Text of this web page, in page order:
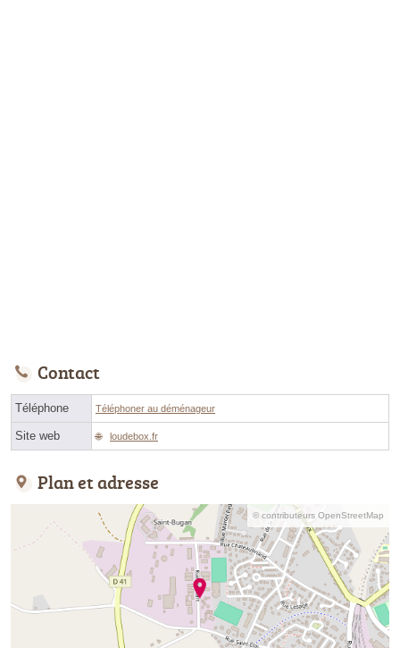
Contact
Téléphone Téléphoner au déménageur
Site web loudebox.fr
Plan et adresse
© contributeurs OpenStreetMap